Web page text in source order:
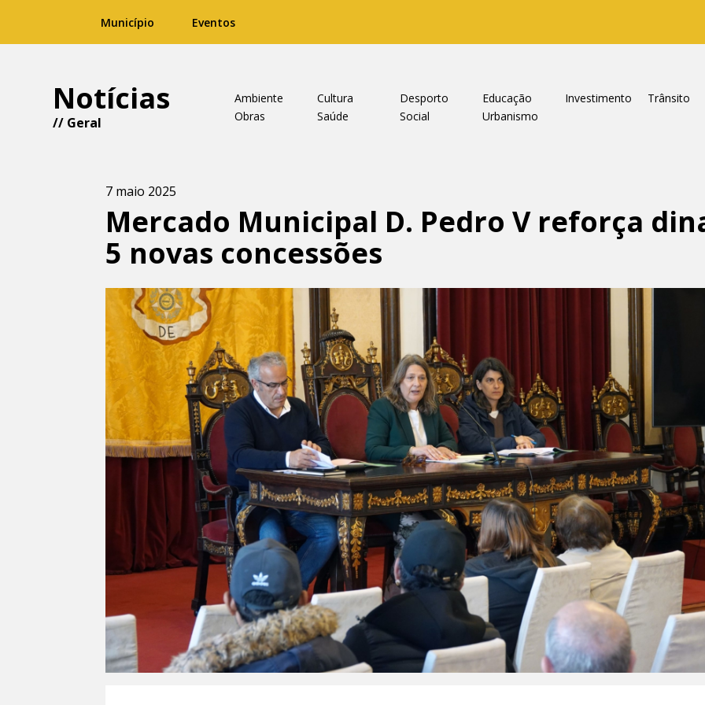
Município Eventos
Notícias
// Geral
Ambiente Cultura Desporto Educação Investimento
Trânsito
Obras
Saúde Social Urbanismo
7 maio 2025
Mercado Municipal D. Pedro V reforça
5 novas concessões